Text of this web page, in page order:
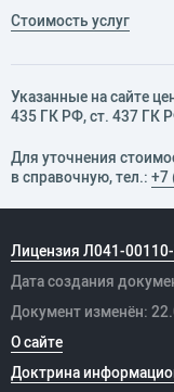
Стоимость услуг
Указанные на сайте
435 ГК РФ, cт. 437 ГК
Для уточнения
в справочную, тел.: +7
Лицензия Л041-
Дата создания
Документ изменён:
О сайте
Доктрина